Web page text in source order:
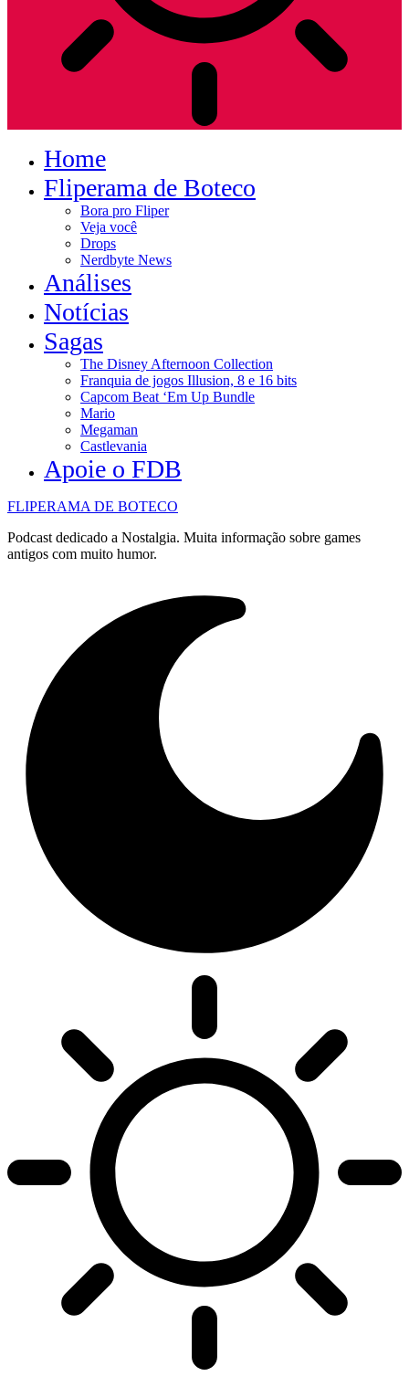
Home
Fliperama de Boteco
Bora pro Fliper
Veja você
Drops
Nerdbyte News
Análises
Notícias
Sagas
The Disney Afternoon Collection
Franquia de jogos Illusion, 8 e 16 bits
Capcom Beat ‘Em Up Bundle
Mario
Megaman
Castlevania
Apoie o FDB
FLIPERAMA DE BOTECO
Podcast dedicado a Nostalgia. Muita informação sobre games
antigos com muito humor.